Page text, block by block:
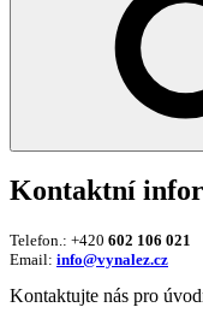
Kontaktní
Telefon.: +420 602 106 021
Email: info@vynalez.cz
Kontaktujte nás pro